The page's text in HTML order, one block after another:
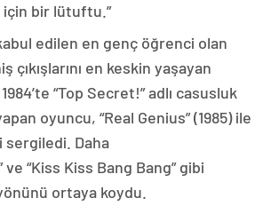
bir lütuftu.”
edilen en genç öğrenci olan
çıkışlarını en keskin yaşayan
“Top Secret!” adlı casusluk
oyuncu, “Real Genius” (1985) ile
Daha
ve “Kiss Kiss Bang Bang” gibi
ortaya koydu.